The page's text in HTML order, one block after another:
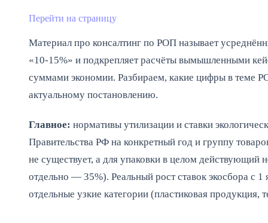
Перейти на страницу
Материал про консалтинг по РОП называет
«10-15%» и подкрепляет расчёты вымышленными
суммами экономии. Разбираем, какие цифры в теме
актуальному постановлению.
Главное: нормативы утилизации и ставки
Правительства РФ на конкретный год и группу
не существует, а для упаковки в целом действующий
отдельно — 35%). Реальный рост ставок экосбора с
отдельные узкие категории (пластиковая продукция,